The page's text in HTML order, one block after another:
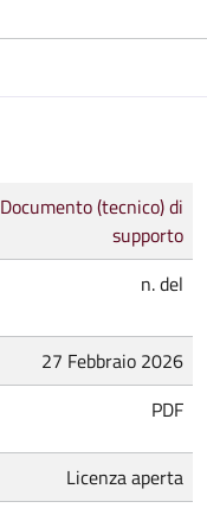
Documento (tecnico) di
supporto
n. del
27 Febbraio 2026
PDF
Licenza aperta